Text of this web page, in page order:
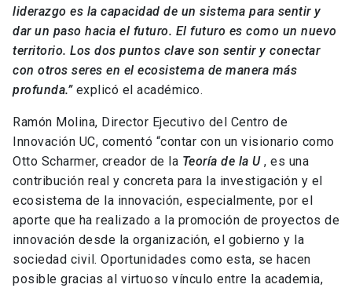
liderazgo es la capacidad de un sistema para sentir y
dar un paso hacia el futuro. El futuro es como un nuevo
territorio. Los dos puntos clave son sentir y conectar
con otros seres en el ecosistema de manera más
profunda.”explicó el académico.
Ramón Molina, Director Ejecutivo del Centro de
Innovación UC, comentó “contar con un visionario como
Otto Scharmer, creador de la Teoría de la U , es una
contribución real y concreta para la investigación y el
ecosistema de la innovación, especialmente, por el
aporte que ha realizado a la promoción de proyectos de
innovación desde la organización, el gobierno y la
sociedad civil. Oportunidades como esta, se hacen
posible gracias al virtuoso vínculo entre la academia,